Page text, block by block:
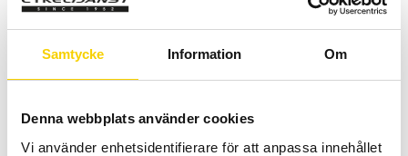
Samtycke Information Om
Denna webbplats använder cookies
Vi använder enhetsidentifierare för att anpassa innehållet
Hjul
placering